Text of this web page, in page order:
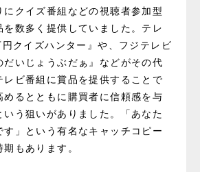
にクイズ番組などの視聴者参加型
を数多く提供していました。テレ
クイズハンター』や、フジテレビ
だいじょうぶだぁ』などがその代
レビ番組に賞品を提供することで
めるとともに購買者に信頼感を与
いう狙いがありました。「あなた
す」という有名なキャッチコピー
もあります。